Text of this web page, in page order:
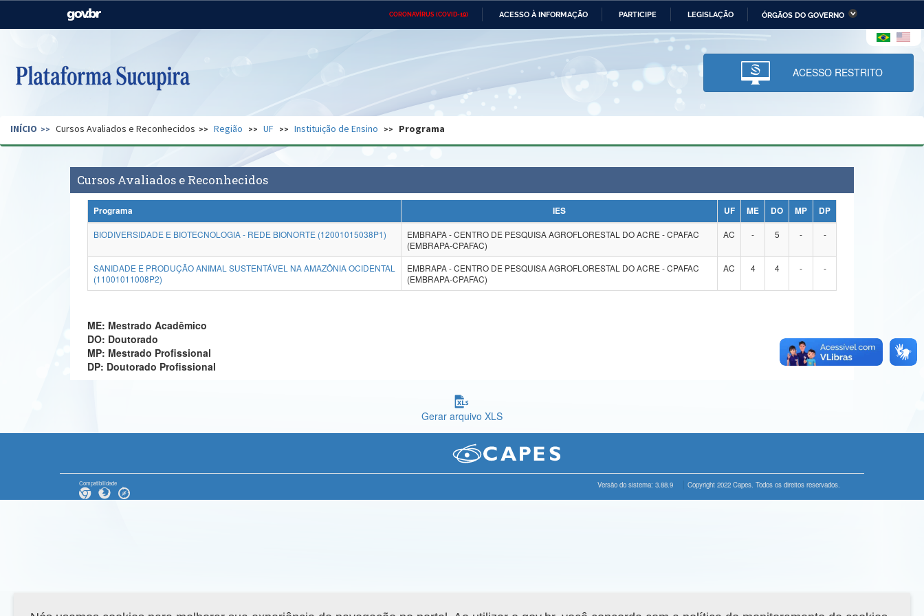
CORONAVÍRUS (COVID-19) ACESSO À INFORMAÇÃO PARTICIPE LEGISLAÇÃO ÓRGÃOS DO GOVERNO
Casa Civil Ministério das Relações Ministério da Economia Ministério da Infraestrutura
Pecuária e Abastecimento
Ministério da Ciência,
Tecnologia, Inovações e
Comunicações
Ministério do Desenvolvimento
Regional e dos Direitos Humanos
Secretaria de Governo Gabinete de Segurança Advocacia-Geral da União Banco Central do Brasil Planalto
ACESSO RESTRITO
INÍCIO Cursos Avaliados e Reconhecidos Região UF Instituição de Ensino Programa
Cursos Avaliados e Reconhecidos
Programa IES UF ME DO MP
DP
BIODIVERSIDADE E BIOTECNOLOGIA - REDE BIONORTE (12001015038P1)
EMBRAPA - CENTRO DE PESQUISA AGROFLORESTAL DO ACRE - CPAFAC
(EMBRAPA-CPAFAC)
AC - 5 - -
SANIDADE E PRODUÇÃO ANIMAL SUSTENTÁVEL NA AMAZÔNIA OCIDENTAL
(11001011008P2)
EMBRAPA - CENTRO DE PESQUISA AGROFLORESTAL DO ACRE - CPAFAC
(EMBRAPA-CPAFAC)
AC 4 4 - -
ME: Mestrado Acadêmico
DO: Doutorado
MP: Mestrado Profissional
DP: Doutorado Profissional
Gerar arquivo XLS
Compatibilidade Versão do sistema: 3.88.9 Copyright 2022 Capes. Todos os direitos reservados.